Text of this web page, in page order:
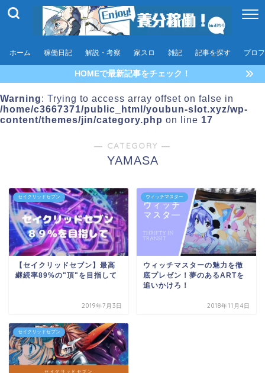
ホーム 稼働日記 解説・考察 家スロ 雑記 記事を探す プロ
HOMEで最新記事をチェック！
Warning: Trying to access array offset on false in
/home/c3667371/public_html/youbun-slot.xyz/wp-
content/themes/jin/category.php on line 17
― CATEGORY ―
YAMASA
セイクリッドセブン
【セイクリッドセブン】最高
継続率89%の"頂"を目指して
2019年7月3日
ウィッチマスター
ウィッチマスターの魅力を徹
底プレゼン！夢のあるARTを
追いかけろ！
2018年11月4日
セイクリッドセブン